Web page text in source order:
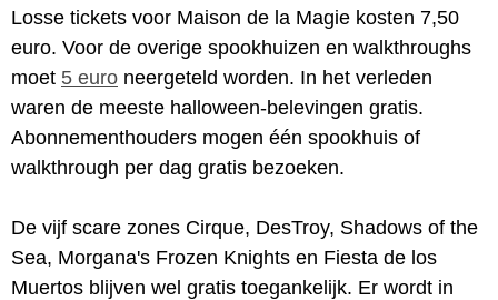
Losse tickets voor Maison de la Magie kosten 7,50
euro. Voor de overige spookhuizen en walkthroughs
moet 5 euro neergeteld worden. In het verleden
waren de meeste halloween-belevingen gratis.
Abonnementhouders mogen één spookhuis of
walkthrough per dag gratis bezoeken.
De vijf scare zones Cirque, DesTroy, Shadows of the
Sea, Morgana's Frozen Knights en Fiesta de los
Muertos blijven wel gratis toegankelijk. Er wordt in